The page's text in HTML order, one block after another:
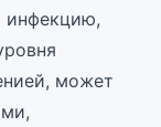
инфекцию,
может